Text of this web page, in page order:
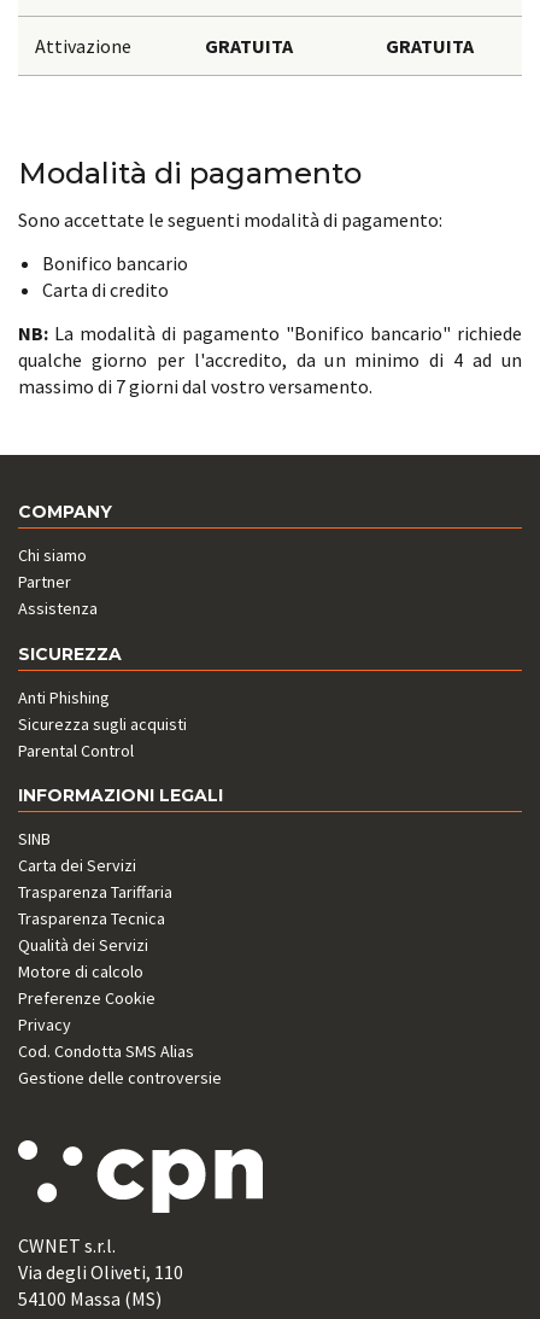
Attivazione GRATUITA GRATUITA
Modalità di pagamento
Sono accettate le seguenti modalità di pagamento:
Bonifico bancario
Carta di credito
NB: La modalità di pagamento "Bonifico bancario" richiede
qualche giorno per l'accredito, da un minimo di 4 ad un
massimo di 7 giorni dal vostro versamento.
COMPANY
Chi siamo
Partner
Assistenza
SICUREZZA
Anti Phishing
Sicurezza sugli acquisti
Parental Control
INFORMAZIONI LEGALI
SINB
Carta dei Servizi
Trasparenza Tariffaria
Trasparenza Tecnica
Qualità dei Servizi
Motore di calcolo
Preferenze Cookie
Privacy
Cod. Condotta SMS Alias
Gestione delle controversie
CWNET s.r.l.
Via degli Oliveti, 110
54100 Massa (MS)